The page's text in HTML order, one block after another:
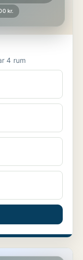
kr.
har 4 rum